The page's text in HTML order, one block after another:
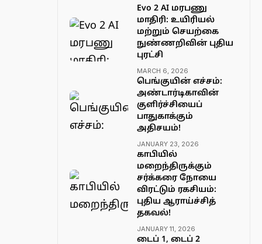
Evo 2 AI மரபணு
மாதிரி: உயிரியல்
மற்றும் செயற்கை
நுண்ணறிவின் புதிய
புரட்சி
MARCH 6, 2026
பெங்குயின் எச்சம்:
அண்டார்டிகாவின்
குளிர்ச்சியைப்
பாதுகாக்கும்
அதிசயம்!
JANUARY 23, 2026
காபியில்
மறைந்திருக்கும்
சர்க்கரை நோயை
விரட்டும் ரகசியம்:
புதிய ஆராய்ச்சித்
தகவல்!
JANUARY 11, 2026
டைப் 1, டைப் 2